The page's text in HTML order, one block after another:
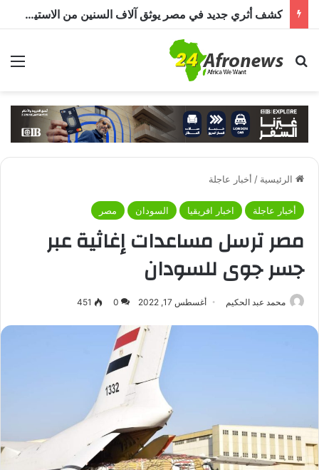
كشف أثري جديد في مصر يوثق آلاف السنين من الاستيطان البشري.. اكتشاف جبانة من عصر ما قبل الأسرات حتى العصرين اليوناني والروماني
بحث عن
الرئيسية / أخبار عاجلة
أخبار عاجلة اخبار افريقيا السودان مصر
مصر ترسل مساعدات إغاثية عبر
جسر جوى للسودان
محمد عبد الحكيم أغسطس 17, 2022 0
451